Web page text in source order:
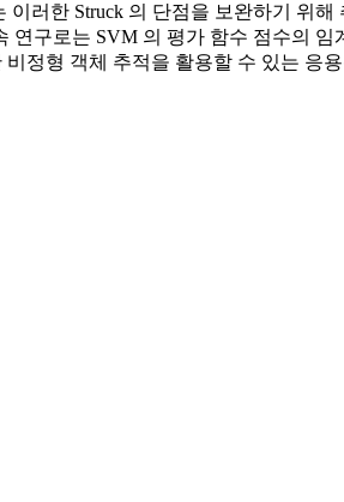
러한 Struck 의 단점을 보완하기 위
구로는 SVM 의 평가 함수 점수의
정형 객체 추적을 활용할 수 있는 응